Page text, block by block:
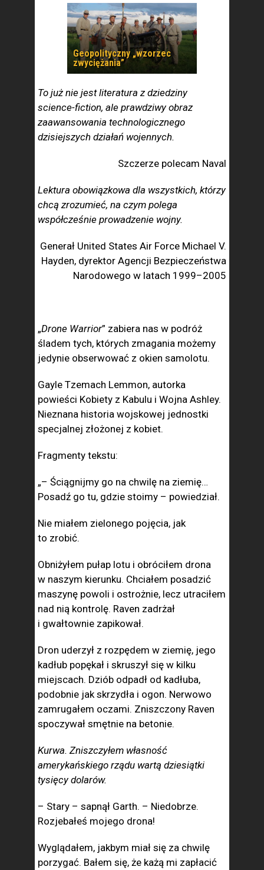
Geopolityczny „wzorzec
zwyciężania”
To już nie jest literatura z dziedziny
science-fiction, ale prawdziwy obraz
zaawansowania technologicznego
dzisiejszych działań wojennych.
Szczerze polecam Naval
Lektura obowiązkowa dla wszystkich, którzy
chcą zrozumieć, na czym polega
współcześnie prowadzenie wojny.
Generał United States Air Force Michael V.
Hayden, dyrektor Agencji Bezpieczeństwa
Narodowego w latach 1999–2005
„Drone Warrior” zabiera nas w podróż
śladem tych, których zmagania możemy
jedynie obserwować z okien samolotu.
Gayle Tzemach Lemmon, autorka
powieści Kobiety z Kabulu i Wojna Ashley.
Nieznana historia wojskowej jednostki
specjalnej złożonej z kobiet.
Fragmenty tekstu:
„– Ściągnijmy go na chwilę na ziemię…
Posadź go tu, gdzie stoimy – powiedział.
Nie miałem zielonego pojęcia, jak
to zrobić.
Obniżyłem pułap lotu i obróciłem drona
w naszym kierunku. Chciałem posadzić
maszynę powoli i ostrożnie, lecz utraciłem
nad nią kontrolę. Raven zadrżał
i gwałtownie zapikował.
Dron uderzył z rozpędem w ziemię, jego
kadłub popękał i skruszył się w kilku
miejscach. Dziób odpadł od kadłuba,
podobnie jak skrzydła i ogon. Nerwowo
zamrugałem oczami. Zniszczony Raven
spoczywał smętnie na betonie.
Kurwa. Zniszczyłem własność
amerykańskiego rządu wartą dziesiątki
tysięcy dolarów.
– Stary – sapnął Garth. – Niedobrze.
Rozjebałeś mojego drona!
Wyglądałem, jakbym miał się za chwilę
porzygać. Bałem się, że każą mi zapłacić